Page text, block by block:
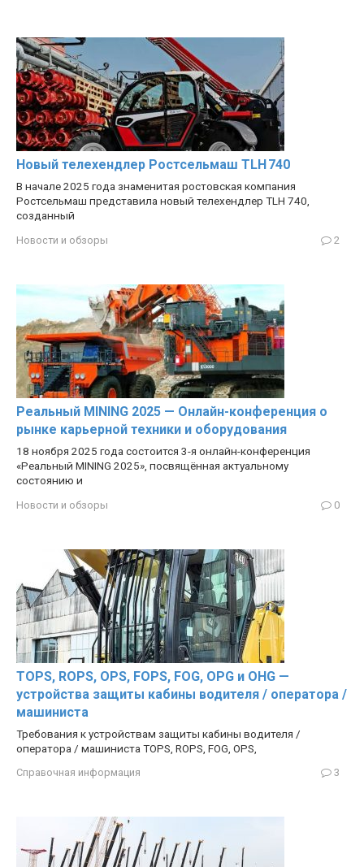
Новый телехендлер Ростсельмаш TLH 740
В начале 2025 года знаменитая ростовская компания
Ростсельмаш представила новый телехендлер TLH 740,
созданный
Новости и обзоры 2
Реальный MINING 2025 — Онлайн-конференция о
рынке карьерной техники и оборудования
18 ноября 2025 года состоится 3-я онлайн-конференция
«Реальный MINING 2025», посвящённая актуальному
состоянию и
Новости и обзоры 0
TOPS, ROPS, OPS, FOPS, FOG, OPG и OHG —
устройства защиты кабины водителя / оператора /
машиниста
Требования к устройствам защиты кабины водителя /
оператора / машиниста TOPS, ROPS, FOG, OPS,
Справочная информация 3